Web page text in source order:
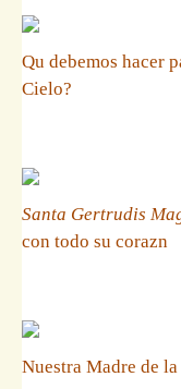
Qu debemos hacer
Cielo?
Santa Gertrudis
con todo su corazn
Nuestra Madre de